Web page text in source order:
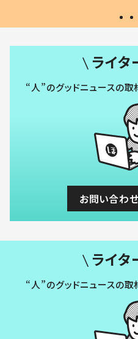
ライタ
“人”のグッドニュースの取
お問い合わ
ライタ
“人”のグッドニュースの取